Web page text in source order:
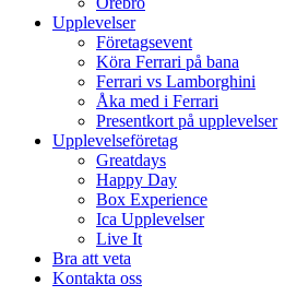
Upplevelser
Företagsevent
Köra Ferrari på bana
Ferrari vs Lamborghini
Åka med i Ferrari
Presentkort på upplevelser
Upplevelseföretag
Greatdays
Happy Day
Box Experience
Ica Upplevelser
Live It
Bra att veta
Kontakta oss